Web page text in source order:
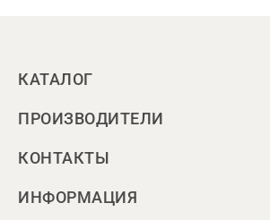
КАТАЛОГ
ПРОИЗВОДИТЕЛИ
КОНТАКТЫ
ИНФОРМАЦИЯ